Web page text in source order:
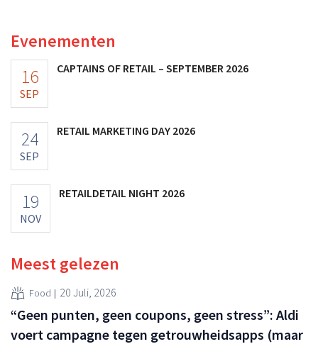
Evenementen
16
SEP
CAPTAINS OF RETAIL – SEPTEMBER 2026
24
SEP
RETAIL MARKETING DAY 2026
19
NOV
RETAILDETAIL NIGHT 2026
Meest gelezen
Food 20 Juli, 2026
“Geen punten, geen coupons, geen stress”: Aldi
voert campagne tegen getrouwheidsapps (maar